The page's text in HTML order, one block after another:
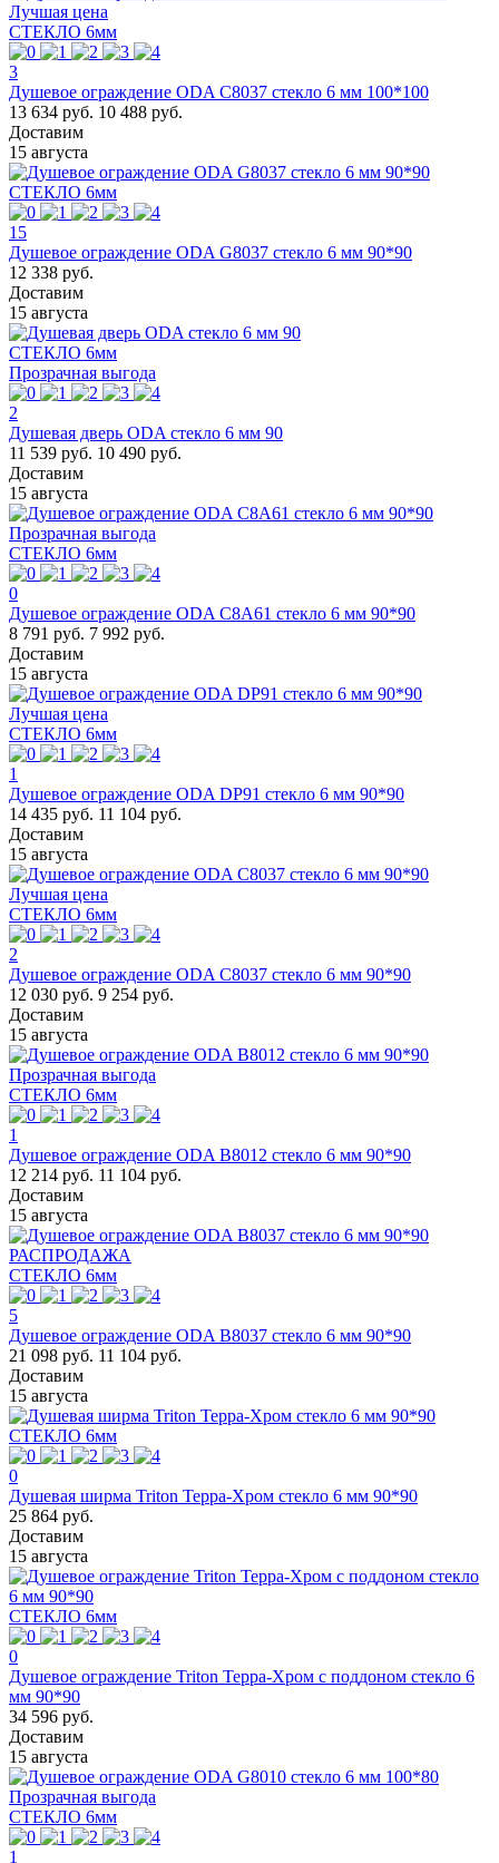
Лучшая цена
СТЕКЛО 6мм
3
Душевое ограждение ODA C8037 стекло 6 мм 100*100
13 634 руб. 10 488 руб.
Доставим
15 августа
СТЕКЛО 6мм
15
Душевое ограждение ODA G8037 стекло 6 мм 90*90
12 338 руб.
Доставим
15 августа
СТЕКЛО 6мм
Прозрачная выгода
2
Душевая дверь ODA стекло 6 мм 90
11 539 руб. 10 490 руб.
Доставим
15 августа
Прозрачная выгода
СТЕКЛО 6мм
0
Душевое ограждение ODA C8A61 стекло 6 мм 90*90
8 791 руб. 7 992 руб.
Доставим
15 августа
Лучшая цена
СТЕКЛО 6мм
1
Душевое ограждение ODA DP91 стекло 6 мм 90*90
14 435 руб. 11 104 руб.
Доставим
15 августа
Лучшая цена
СТЕКЛО 6мм
2
Душевое ограждение ODA C8037 стекло 6 мм 90*90
12 030 руб. 9 254 руб.
Доставим
15 августа
Прозрачная выгода
СТЕКЛО 6мм
1
Душевое ограждение ODA B8012 стекло 6 мм 90*90
12 214 руб. 11 104 руб.
Доставим
15 августа
РАСПРОДАЖА
СТЕКЛО 6мм
5
Душевое ограждение ODA B8037 стекло 6 мм 90*90
21 098 руб. 11 104 руб.
Доставим
15 августа
СТЕКЛО 6мм
0
Душевая ширма Triton Терра-Хром стекло 6 мм 90*90
25 864 руб.
Доставим
15 августа
СТЕКЛО 6мм
0
Душевое ограждение Triton Терра-Хром с поддоном стекло 6
мм 90*90
34 596 руб.
Доставим
15 августа
Прозрачная выгода
СТЕКЛО 6мм
1